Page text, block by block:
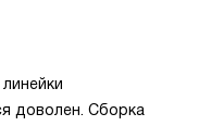
доволен. Сборка